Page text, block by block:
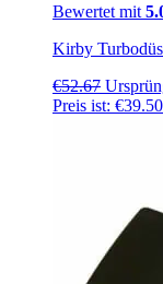
Bewertet mit
Kirby
€52.67
Preis ist: